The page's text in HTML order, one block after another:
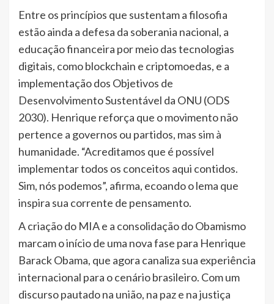
Entre os princípios que sustentam a filosofia
estão ainda a defesa da soberania nacional, a
educação financeira por meio das tecnologias
digitais, como blockchain e criptomoedas, e a
implementação dos Objetivos de
Desenvolvimento Sustentável da ONU (ODS
2030). Henrique reforça que o movimento não
pertence a governos ou partidos, mas sim à
humanidade. “Acreditamos que é possível
implementar todos os conceitos aqui contidos.
Sim, nós podemos”, afirma, ecoando o lema que
inspira sua corrente de pensamento.
A criação do MIA e a consolidação do Obamismo
marcam o início de uma nova fase para Henrique
Barack Obama, que agora canaliza sua experiência
internacional para o cenário brasileiro. Com um
discurso pautado na união, na paz e na justiça